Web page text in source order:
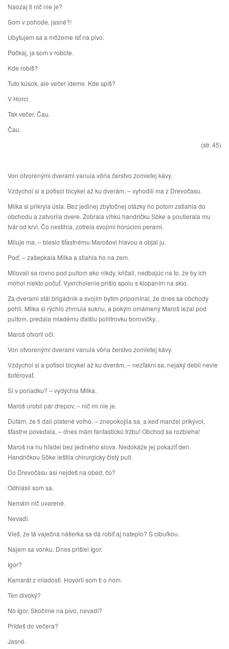
Naozaj ti nič nie je?
Som v pohode, jasné?!
Ubytujem sa a môžeme ísť na pivo.
Počkaj, ja som v robote.
Kde robíš?
Tuto kúsok, ale večer ideme. Kde spíš?
V Horci.
Tak večer. Čau.
Čau.
(str. 45)
Von otvorenými dverami vanula vôňa čerstvo zomletej kávy.
Vzdychol si a potisol bicykel až ku dverám, – vyhodili ma z Drevočasu.
Milka si prikryla ústa. Bez jedinej zbytočnej otázky ho potom zatiahla do
obchodu a zatvorila dvere. Zobrala vlhkú handričku Söke a poutierala mu
tvár od krvi. Čo nestihla, zotrela svojimi horúcimi perami.
Miluje ma, – bleslo šťastnému Marošovi hlavou a objal ju.
Poď, – zašepkala Milka a stiahla ho na zem.
Milovali sa rovno pod pultom ako nikdy, kričali, nedbajúc na to, že by ich
mohol niekto počuť. Vyvrcholenie prišlo spolu s klopaním na sklo.
Za dverami stál brigádnik a svojím bytím pripomínal, že dnes sa obchody
pohli. Milka si rýchlo zhrnula sukňu, a pokým omámený Maroš ležal pod
pultom, predala mladému ďalšiu pollitrovku borovičky...
Maroš otvoril oči.
Von otvorenými dverami vanula vôňa čerstvo zomletej kávy.
Vzdychol si a potisol bicykel až ku dverám, – nezľakni sa, nejaký debil nevie
šoférovať.
Si v poriadku? – vydýchla Milka.
Maroš urobil pár drepov, – nič mi nie je.
Dúfam, že ti dali platené voľno, – znepokojila sa, a keď manžel prikývol,
šťastne povedala, – dnes mám fantastickú tržbu! Obchod sa rozbieha!
Maroš na ňu hľadel bez jediného slova. Nedokáže jej pokaziť deň.
Handričkou Söke leštila chirurgicky čistý pult.
Do Drevočasu asi nejdeš na obed, čo?
Odhlásil som sa.
Nemám nič uvarené.
Nevadí.
Vieš, že tá vaječná nátierka sa dá robiť aj nateplo? S cibuľkou.
Najem sa vonku. Dnes prišiel Igor.
Igor?
Kamarát z mladosti. Hovoril som ti o ňom.
Ten divoký?
No Igor. Skočíme na pivo, nevadí?
Prídeš do večera?
Jasné.